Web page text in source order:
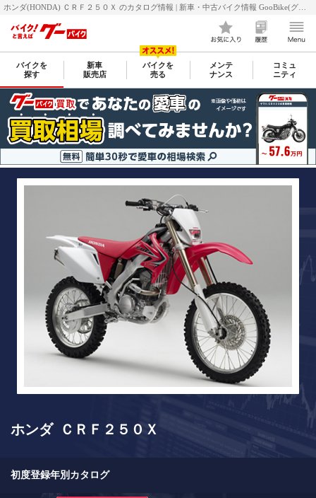
バイクを
探す
新車
販売店
バイクを
売る
メンテ
ナンス
コミュ
ニティ
ホンダ ＣＲＦ２５０Ｘ
初度登録年別カタログ